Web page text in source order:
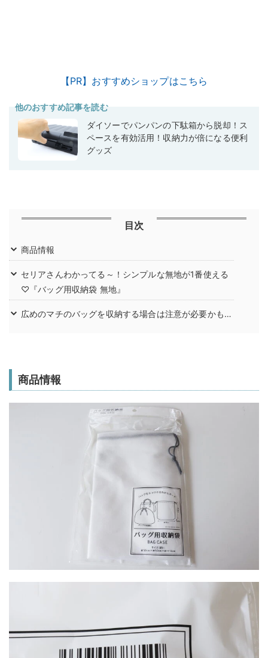
【PR】おすすめショップはこちら
他のおすすめ記事を読む
ダイソーでパンパンの下駄箱から脱却！ス
ペースを有効活用！収納力が倍になる便利
グッズ
目次
商品情報
セリアさんわかってる～！シンプルな無地が1番使える
♡『バッグ用収納袋 無地』
広めのマチのバッグを収納する場合は注意が必要かも…
商品情報